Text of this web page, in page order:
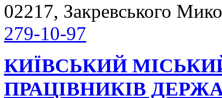
02217, Закревського
279-10-97
КИЇВСЬКИЙ
ПРАЦІВНИКІВ